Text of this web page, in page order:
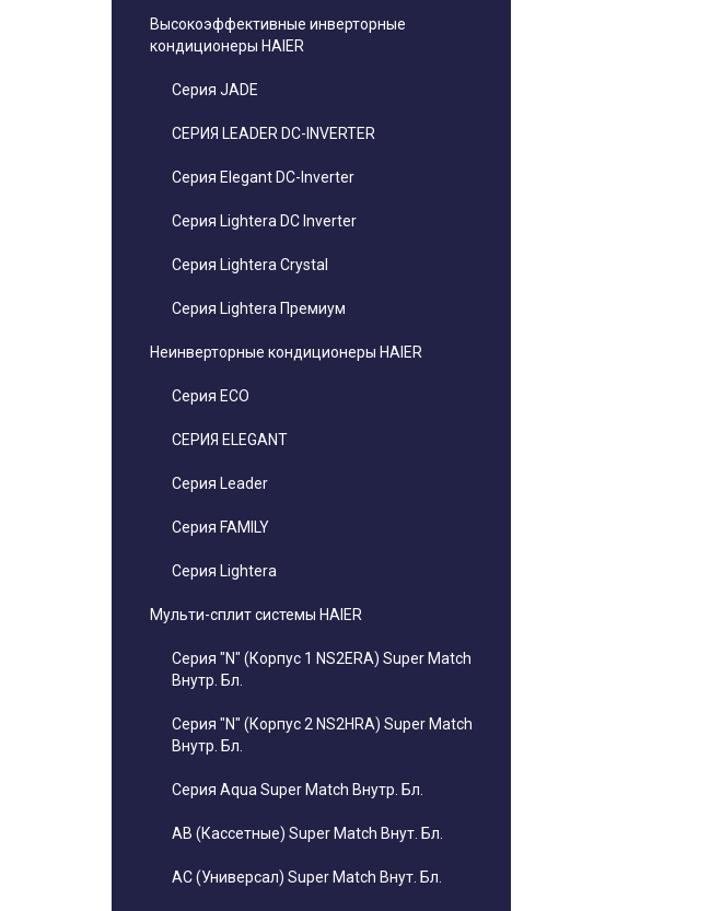
Высокоэффективные инверторные
кондиционеры HAIER
Серия JADE
СЕРИЯ LEADER DC-INVERTER
Серия Elegant DC-Inverter
Серия Lightera DC Inverter
Серия Lightera Crystal
Серия Lightera Премиум
Неинверторные кондиционеры HAIER
Серия ECO
СЕРИЯ ELEGANT
Серия Leader
Серия FAMILY
Серия Lightera
Мульти-сплит системы HAIER
Серия "N" (Корпус 1 NS2ERA) Super Match
Внутр. Бл.
Серия "N" (Корпус 2 NS2HRA) Super Match
Внутр. Бл.
Серия Aqua Super Match Внутр. Бл.
AB (Кассетные) Super Match Внут. Бл.
AC (Универсал) Super Match Внут. Бл.